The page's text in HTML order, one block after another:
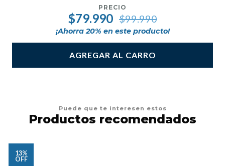
PRECIO
$79.990 $99.990
¡Ahorra20% en este producto!
AGREGAR AL CARRO
Puede que te interesen estos
Productos recomendados
13%
OFF